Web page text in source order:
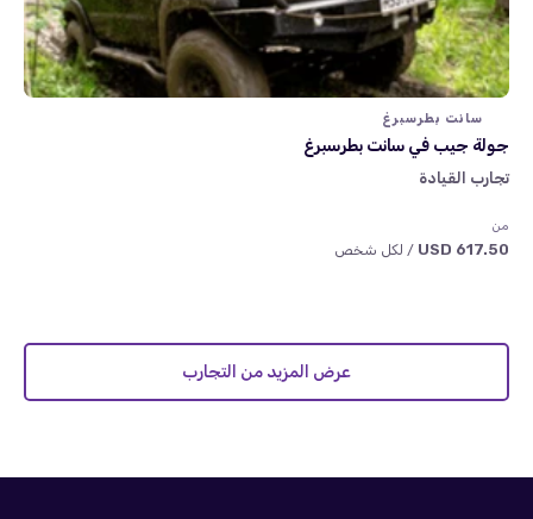
سانت بطرسبرغ
جولة جيب في سانت بطرسبرغ
تجارب القيادة
من
617.50 USD / لكل شخص
عرض المزيد من التجارب